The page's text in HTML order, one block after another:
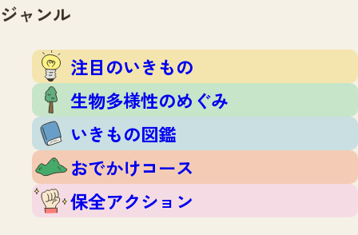
注目のいきもの
生物多様性のめぐみ
いきもの図鑑
おでかけコース
保全アクション
イベント
いきもの調査隊
調査レポート
調査レポートTOP
調査結果
ふくおかいきものマップ
マッチング
マッチングTOP
掲載申し込みフォーム
お問合せ
ジャンル
注目のいきもの
生物多様性のめぐみ
いきもの図鑑
おでかけコース
保全アクション